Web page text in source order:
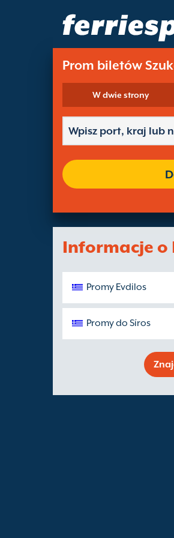
Prom biletów
W dwie strony
Informacje o
Promy Evdilos
Promy do Síros